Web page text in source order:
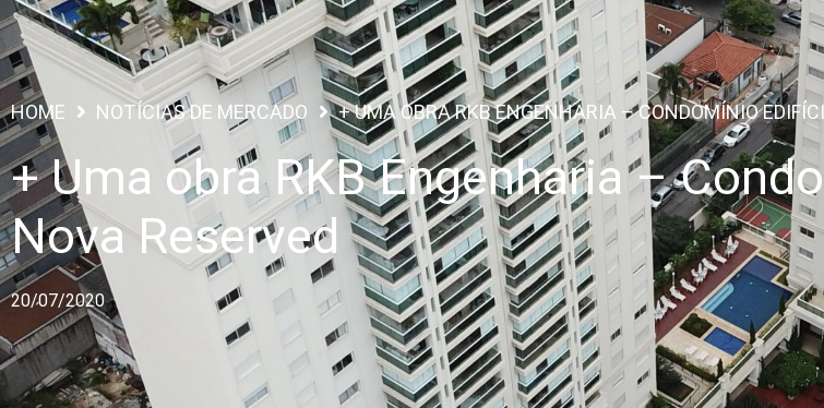
HOME NOTÍCIAS DE MERCADO + UMA OBRA RKB ENGENHARIA – CONDOMÍNIO
+ Uma obra RKB Engenharia –
Nova Reserved
20/07/2020